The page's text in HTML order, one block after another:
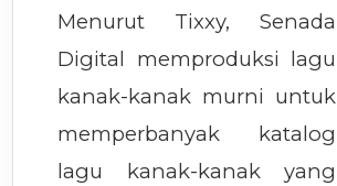
Menurut Tixxy, Senada
Digital memproduksi lagu
kanak-kanak murni untuk
memperbanyak katalog
lagu kanak-kanak yang